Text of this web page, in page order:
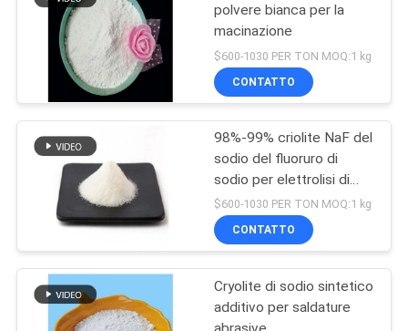
polvere bianca per la
macinazione
$600-1030 PER TON MOQ:1 kg
CONTATTO
98%-99% criolite NaF del
sodio del fluoruro di
sodio per elettrolisi di
alluminio
$600-1030 PER TON MOQ:1 kg
CONTATTO
Cryolite di sodio sintetico
additivo per saldature